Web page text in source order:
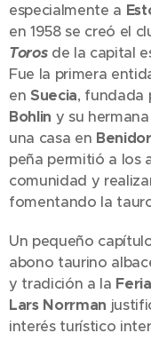
especialmente a
en 1958 se creó el
Toros de la capital
Fue la primera
en Suecia, fundada
Bohlin y su hermana
una casa en
peña permitió a los
comunidad y
fomentando la
Un pequeño
abono taurino
y tradición a la Feria
Lars Norrman
interés turístico